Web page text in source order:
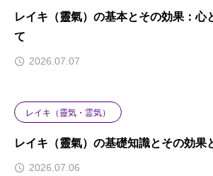
レイキ（靈氣）の基本とその効果：心
て
2026.07.07
レイキ（靈気・霊気）
レイキ（靈氣）の基礎知識とその効果
2026.07.06